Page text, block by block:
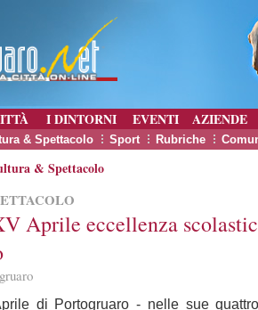
I DINTORNI EVENTI AZIENDE
& Spettacolo Sport Rubriche
& Spettacolo
Aprile eccellenza
di Portogruaro - nelle sue